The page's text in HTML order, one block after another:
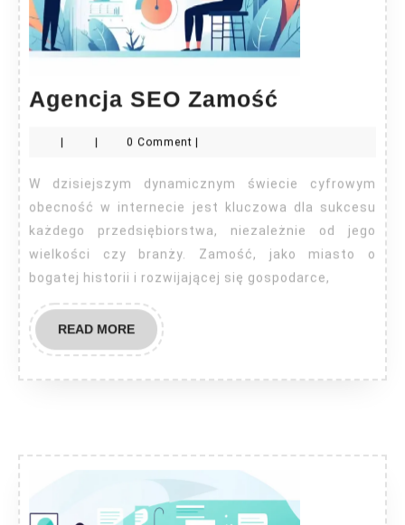
Agencja SEO Zamość
| | 0 Comment |
W dzisiejszym dynamicznym świecie cyfrowym
obecność w internecie jest kluczowa dla sukcesu
każdego przedsiębiorstwa, niezależnie od jego
wielkości czy branży. Zamość, jako miasto o
bogatej historii i rozwijającej się gospodarce,
READ MOREREAD
MORE